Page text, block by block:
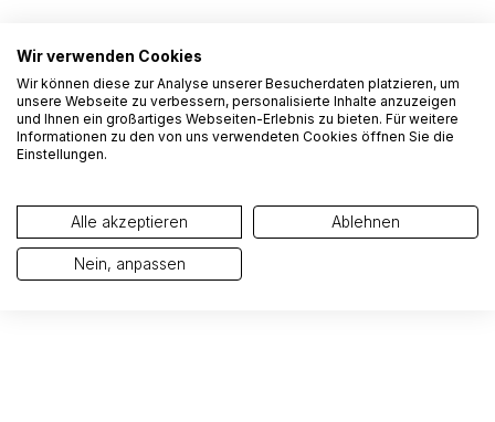
Produzione del cioccolato – le nostre
sedi
Scoprite i nostri siti di produzione e venite a trovarci
SITI DI PRODUZIONE
Wir verwenden Cookies
Wir können diese zur Analyse unserer Besucherdaten platzieren, um
unsere Webseite zu verbessern, personalisierte Inhalte anzuzeigen
und Ihnen ein großartiges Webseiten-Erlebnis zu bieten. Für weitere
Informationen zu den von uns verwendeten Cookies öffnen Sie die
Einstellungen.
Alle akzeptieren Ablehnen
Nein, anpassen